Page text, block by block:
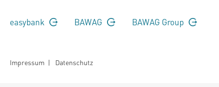
easybank BAWAG BAWAG Group
Impressum | Datenschutz